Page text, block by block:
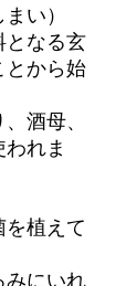
い）
なる玄
とから始
酒母、
れま
植えて
にいれ